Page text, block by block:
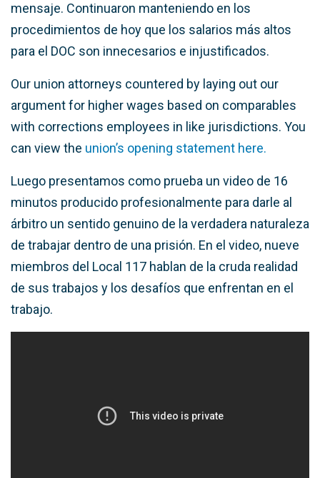
mensaje. Continuaron manteniendo en los
procedimientos de hoy que los salarios más altos
para el DOC son innecesarios e injustificados.
Our union attorneys countered by laying out our
argument for higher wages based on comparables
with corrections employees in like jurisdictions. You
can view the union’s opening statement here.
Luego presentamos como prueba un video de 16
minutos producido profesionalmente para darle al
árbitro un sentido genuino de la verdadera naturaleza
de trabajar dentro de una prisión. En el video, nueve
miembros del Local 117 hablan de la cruda realidad
de sus trabajos y los desafíos que enfrentan en el
trabajo.